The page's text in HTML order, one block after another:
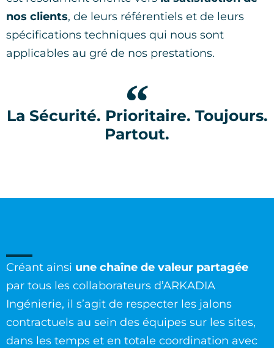
nos clients, de leurs référentiels et de leurs
spécifications techniques qui nous sont
applicables au gré de nos prestations.
La Sécurité. Prioritaire. Toujours.
Partout.
Créant ainsi une chaîne de valeur partagée
par tous les collaborateurs d’ARKADIA
Ingénierie, il s’agit de respecter les jalons
contractuels au sein des équipes sur les sites,
dans les temps et en totale coordination avec